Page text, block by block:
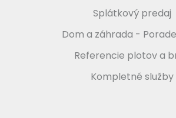
Splátkový predaj
Dom a záhrada -
Referencie plotov a
Kompletné služby